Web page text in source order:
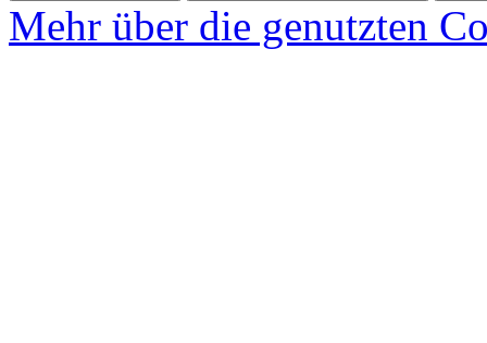
Mehr über die genutzten